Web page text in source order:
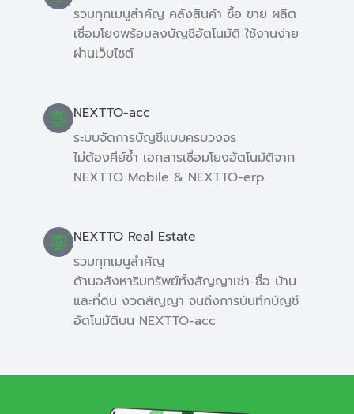
รวมทุกเมนูสำคัญ คลังสินค้า ซื้อ ขาย ผลิต
เชื่อมโยงพร้อมลงบัญชีอัตโนมัติ ใช้งานง่าย
ผ่านเว็บไซต์
NEXTTO-acc
ระบบจัดการบัญชีแบบครบวงจร
ไม่ต้องคีย์ซ้ำ เอกสารเชื่อมโยงอัตโนมัติจาก
NEXTTO Mobile & NEXTTO-erp
NEXTTO Real Estate
รวมทุกเมนูสำคัญ
ด้านอสังหาริมทรัพย์ทั้งสัญญาเช่า-ซื้อ บ้าน
และที่ดิน งวดสัญญา จนถึงการบันทึกบัญชี
อัตโนมัติบน NEXTTO-acc